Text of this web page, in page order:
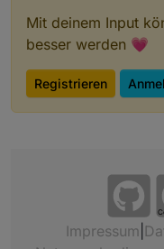
Mit deinem Input
besser werden 💗
Registrieren
Impressum